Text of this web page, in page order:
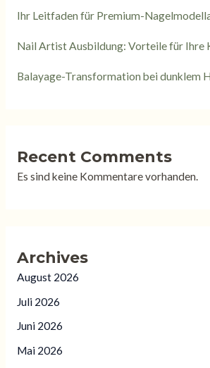
Ihr Leitfaden für Premium-
Nail Artist Ausbildung: Vorteile für Ihre
Balayage-Transformation bei dunklem
Recent Comments
Es sind keine Kommentare vorhanden.
Archives
August 2026
Juli 2026
Juni 2026
Mai 2026